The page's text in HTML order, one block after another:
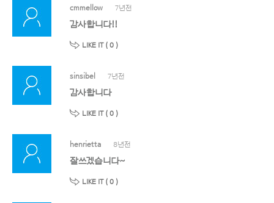
cmmellow 7년전
감사합니다!!
LIKE IT ( 0 )
sinsibel 7년전
감사합니다
LIKE IT ( 0 )
henrietta 8년전
잘쓰겠습니다~
LIKE IT ( 0 )